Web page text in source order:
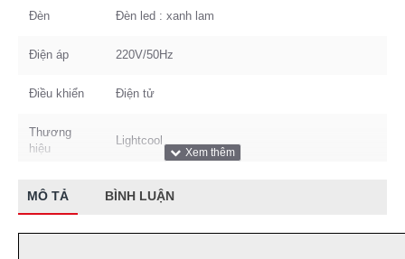
Đèn Đèn led : xanh lam
Điện áp 220V/50Hz
Điều khiển Điện tử
Thương
hiệu
Lightcool
Trọng
lượng
70kg
MÔ TẢ BÌNH LUẬN